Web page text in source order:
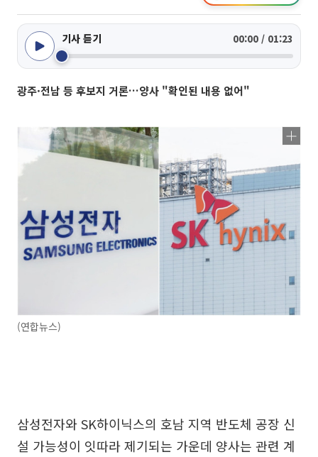
기사 듣기 00:00 / 01:23
광주·전남 등 후보지 거론…양사 "확인된 내용 없어"
(연합뉴스)
삼성전자와 SK하이닉스의 호남 지역 반도체 공장 신
설 가능성이 잇따라 제기되는 가운데 양사는 관련 계